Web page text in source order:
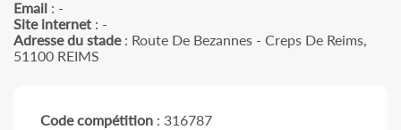
Email : -
Site internet : -
Adresse du stade: Route De Bezannes - Creps De Reims,
51100 REIMS
Code compétition : 316787